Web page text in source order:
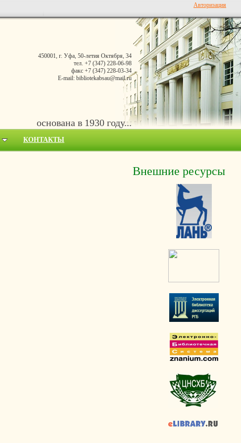
Авторизация
450001, г. Уфа, 50-летия Октября, 34
тел. +7 (347) 228-06-98
факс +7 (347) 228-03-34
E-mail: bibliotekabsau@mail.ru
основана в 1930 году...
КОНТАКТЫ
Внешние ресурсы